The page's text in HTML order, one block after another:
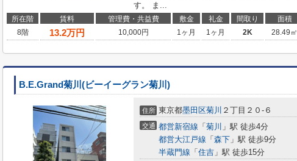
す。 ま...
所在階 賃料 管理費・共益費 敷金 礼金 間取り 面積
8階
13.2万円 10,000円 1ヶ月 1ヶ月 2K 28.49㎡
B.E.Grand菊川(ビーイーグラン菊川)
住所 東京都墨田区菊川 ２丁目２０-６
交通 都営新宿線 「 菊川 」駅 徒歩4分
都営大江戸線 「 森下 」駅 徒歩9分
半蔵門線 「 住吉 」駅 徒歩15分